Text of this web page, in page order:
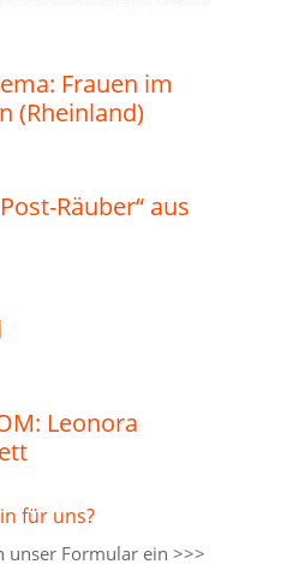
Frauen im
(Rheinland)
Räuber“ aus
Leonora
für uns?
unser Formular ein >>>